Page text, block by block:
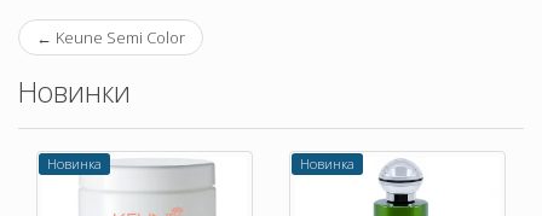
← Keune Semi Color
Новинки
Новинка Новинка